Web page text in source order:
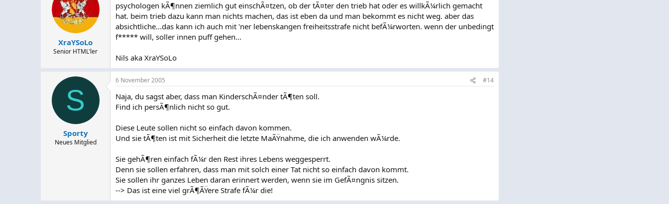
XraYSoLo
Senior HTML'ler
psychologen kÃ¶nnen ziemlich gut einschÃ¤tzen, ob der tÃ¤ter den trieb hat oder es willkÃ¼rlich gemacht
hat. beim trieb dazu kann man nichts machen, das ist eben da und man bekommt es nicht weg. aber das
absichtliche...das kann ich auch mit 'ner lebenskangen freiheitsstrafe nicht befÃ¼rworten. wenn der unbedingt
f***** will, soller innen puff gehen...
Nils aka XraYSoLo
S
Sporty
Neues Mitglied
6 November 2005 #14
Naja, du sagst aber, dass man KinderschÃ¤nder tÃ¶ten soll.
Find ich persÃ¶nlich nicht so gut.
Diese Leute sollen nicht so einfach davon kommen.
Und sie tÃ¶ten ist mit Sicherheit die letzte MaÃŸnahme, die ich anwenden wÃ¼rde.
Sie gehÃ¶ren einfach fÃ¼r den Rest ihres Lebens weggesperrt.
Denn sie sollen erfahren, dass man mit solch einer Tat nicht so einfach davon kommt.
Sie sollen ihr ganzes Leben daran erinnert werden, wenn sie im GefÃ¤ngnis sitzen.
--> Das ist eine viel grÃ¶ÃŸere Strafe fÃ¼r die!